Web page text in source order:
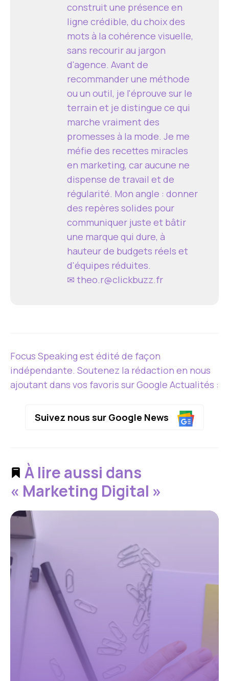
construit une présence en
ligne crédible, du choix des
mots à la cohérence visuelle,
sans recourir au jargon
d'agence. Avant de
recommander une méthode
ou un outil, je l'éprouve sur le
terrain et je distingue ce qui
marche vraiment des
promesses à la mode. Je me
méfie des recettes miracles
en marketing, car aucune ne
dispense de travail et de
régularité. Mon angle : donner
des repères solides pour
communiquer juste et bâtir
une marque qui dure, à
hauteur de budgets réels et
d'équipes réduites.
✉ theo.r@clickbuzz.fr
Focus Speaking est édité de façon
indépendante. Soutenez la rédaction en nous
ajoutant dans vos favoris sur Google Actualités :
Suivez nous sur Google News
À lire aussi dans
« Marketing Digital »